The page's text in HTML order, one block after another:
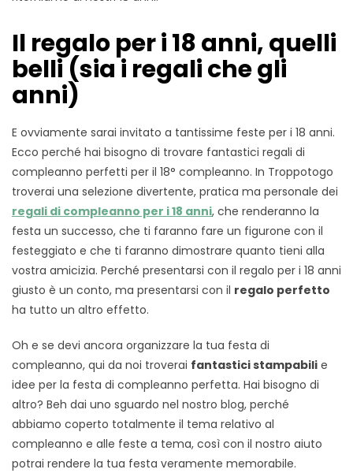
Il regalo per i 18 anni, quelli
belli (sia i regali che gli
anni)
E ovviamente sarai invitato a tantissime feste per i 18 anni.
Ecco perché hai bisogno di trovare fantastici regali di
compleanno perfetti per il 18° compleanno. In Troppotogo
troverai una selezione divertente, pratica ma personale dei
regali di compleanno per i 18 anni, che renderanno la
festa un successo, che ti faranno fare un figurone con il
festeggiato e che ti faranno dimostrare quanto tieni alla
vostra amicizia. Perché presentarsi con il regalo per i 18 anni
giusto è un conto, ma presentarsi con il regalo perfetto
ha tutto un altro effetto.
Oh e se devi ancora organizzare la tua festa di
compleanno, qui da noi troverai fantastici stampabili e
idee per la festa di compleanno perfetta. Hai bisogno di
altro? Beh dai uno sguardo nel nostro blog, perché
abbiamo coperto totalmente il tema relativo al
compleanno e alle feste a tema, così con il nostro aiuto
potrai rendere la tua festa veramente memorabile.